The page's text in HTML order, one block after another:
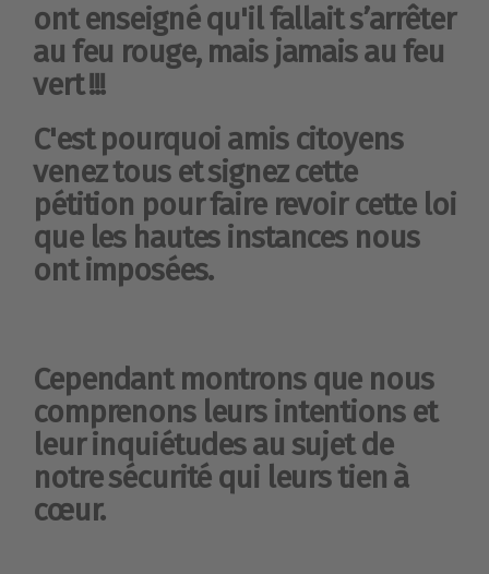
ont enseigné qu'il fallait s’arrêter
au feu rouge, mais jamais au feu
vert !!!
C'est pourquoi amis citoyens
venez tous et signez cette
pétition pour faire revoir cette loi
que les hautes instances nous
ont imposées.
Cependant montrons que nous
comprenons leurs intentions et
leur inquiétudes au sujet de
notre sécurité qui leurs tien à
cœur.